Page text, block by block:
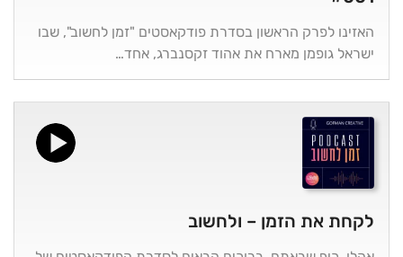
האזינו לפרק הראשון בסדרת פודקאסטים "זמן לחשוב", שבו
ישראל גופמן מארח את אהוד זקסנברג, אחד…
לקחת את הזמן – ולחשוב